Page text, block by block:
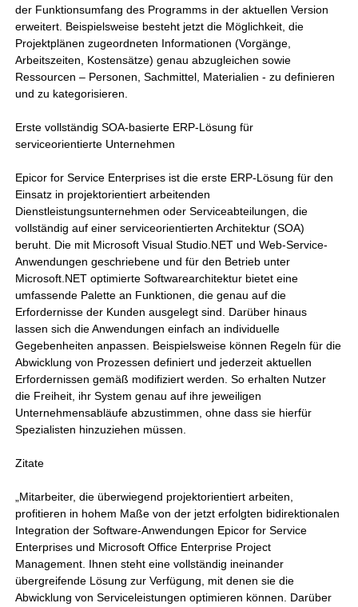
der Funktionsumfang des Programms in der aktuellen Version
erweitert. Beispielsweise besteht jetzt die Möglichkeit, die
Projektplänen zugeordneten Informationen (Vorgänge,
Arbeitszeiten, Kostensätze) genau abzugleichen sowie
Ressourcen – Personen, Sachmittel, Materialien - zu definieren
und zu kategorisieren.
Erste vollständig SOA-basierte ERP-Lösung für
serviceorientierte Unternehmen
Epicor for Service Enterprises ist die erste ERP-Lösung für den
Einsatz in projektorientiert arbeitenden
Dienstleistungsunternehmen oder Serviceabteilungen, die
vollständig auf einer serviceorientierten Architektur (SOA)
beruht. Die mit Microsoft Visual Studio.NET und Web-Service-
Anwendungen geschriebene und für den Betrieb unter
Microsoft.NET optimierte Softwarearchitektur bietet eine
umfassende Palette an Funktionen, die genau auf die
Erfordernisse der Kunden ausgelegt sind. Darüber hinaus
lassen sich die Anwendungen einfach an individuelle
Gegebenheiten anpassen. Beispielsweise können Regeln für die
Abwicklung von Prozessen definiert und jederzeit aktuellen
Erfordernissen gemäß modifiziert werden. So erhalten Nutzer
die Freiheit, ihr System genau auf ihre jeweiligen
Unternehmensabläufe abzustimmen, ohne dass sie hierfür
Spezialisten hinzuziehen müssen.
Zitate
„Mitarbeiter, die überwiegend projektorientiert arbeiten,
profitieren in hohem Maße von der jetzt erfolgten bidirektionalen
Integration der Software-Anwendungen Epicor for Service
Enterprises und Microsoft Office Enterprise Project
Management. Ihnen steht eine vollständig ineinander
übergreifende Lösung zur Verfügung, mit denen sie die
Abwicklung von Serviceleistungen optimieren können. Darüber